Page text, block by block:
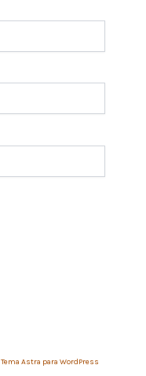
Tema Astra para WordPress